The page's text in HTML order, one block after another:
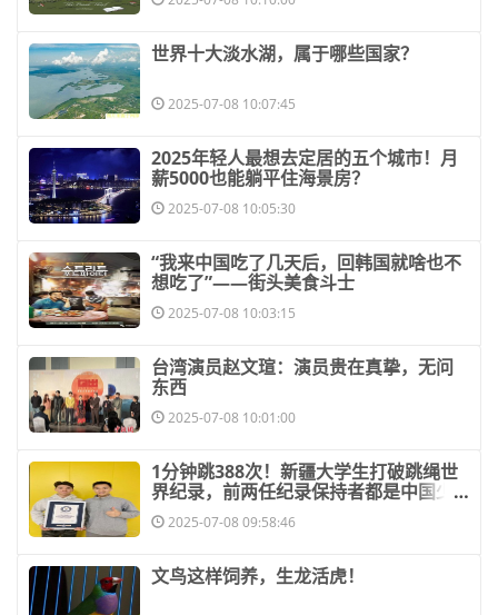
​世界十大淡水湖，属于哪些国家？
2025-07-08 10:07:45
​2025年轻人最想去定居的五个城市！月
薪5000也能躺平住海景房？
2025-07-08 10:05:30
​“我来中国吃了几天后，回韩国就啥也不
想吃了”——街头美食斗士
2025-07-08 10:03:15
​台湾演员赵文瑄：演员贵在真挚，无问
东西
2025-07-08 10:01:00
​1分钟跳388次！新疆大学生打破跳绳世
界纪录，前两任纪录保持者都是中国少
年 2025-07-08 09:58:46
​文鸟这样饲养，生龙活虎！